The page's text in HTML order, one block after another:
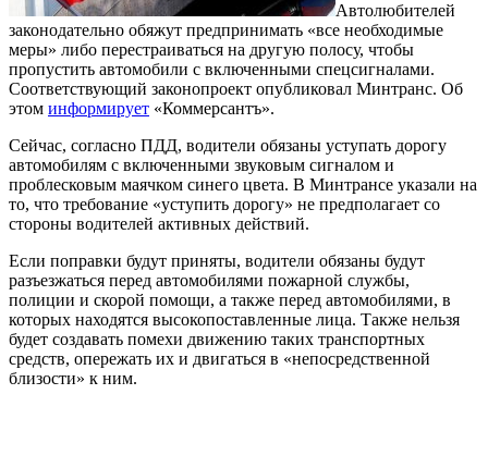
Автолюбителей
законодательно обяжут предпринимать «все необходимые
меры» либо перестраиваться на другую полосу, чтобы
пропустить автомобили с включенными спецсигналами.
Соответствующий законопроект опубликовал Минтранс. Об
этом информирует «Коммерсантъ».
Сейчас, согласно ПДД, водители обязаны уступать дорогу
автомобилям с включенными звуковым сигналом и
проблесковым маячком синего цвета. В Минтрансе указали на
то, что требование «уступить дорогу» не предполагает со
стороны водителей активных действий.
Если поправки будут приняты, водители обязаны будут
разъезжаться перед автомобилями пожарной службы,
полиции и скорой помощи, а также перед автомобилями, в
которых находятся высокопоставленные лица. Также нельзя
будет создавать помехи движению таких транспортных
средств, опережать их и двигаться в «непосредственной
близости» к ним.